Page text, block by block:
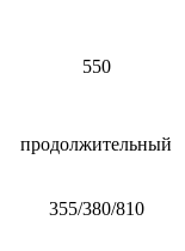
550
продолжительный
355/380/810